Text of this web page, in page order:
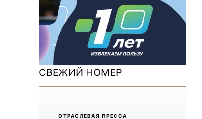
В помощь шахтёру 2024
Уголь России и Майнинг 2024
Mining World Russia 2024
СВЕЖИЙ НОМЕР
ОТРАCЛЕВАЯ ПРЕССА